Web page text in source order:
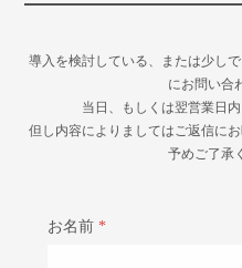
導入を検討している、または少し
にお問い合
当日、もしくは翌営業日
但し内容によりましてはご返信に
予めご了承
お名前 *